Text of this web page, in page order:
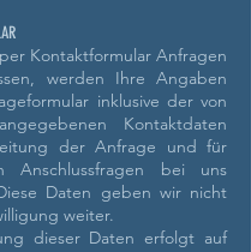
Kontaktformular Anfragen
werden Ihre Angaben
inklusive der von
Kontaktdaten
der Anfrage und für
Anschlussfragen bei uns
Daten geben wir nicht
weiter.
dieser Daten erfolgt auf